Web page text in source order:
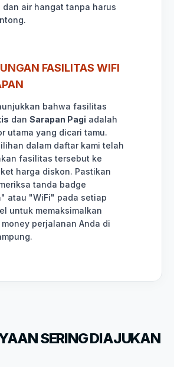
dan air hangat tanpa harus
FASILITAS WIFI
bahwa fasilitas
dan Sarapan Pagi adalah
utama yang dicari tamu.
dalam daftar kami telah
fasilitas tersebut ke
harga diskon. Pastikan
tanda badge
atau "WiFi" pada setiap
untuk memaksimalkan
perjalanan Anda di
SERING DIAJUKAN